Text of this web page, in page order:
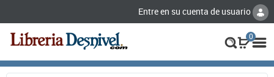
Entre en su cuenta de usuario
0